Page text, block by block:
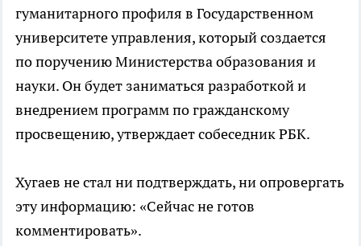
гуманитарного профиля в Государственном
университете управления, который создается
по поручению Министерства образования и
науки. Он будет заниматься разработкой и
внедрением программ по гражданскому
просвещению, утверждает собеседник РБК.
Хугаев не стал ни подтверждать, ни опровергать
эту информацию: «Сейчас не готов
комментировать».